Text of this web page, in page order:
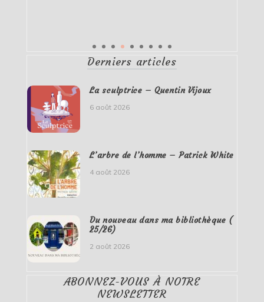
Derniers articles
La sculptrice – Quentin Vijoux
6 août 2026
L’arbre de l’homme – Patrick White
4 août 2026
Du nouveau dans ma bibliothèque (
25/26)
2 août 2026
ABONNEZ-VOUS À NOTRE
NEWSLETTER